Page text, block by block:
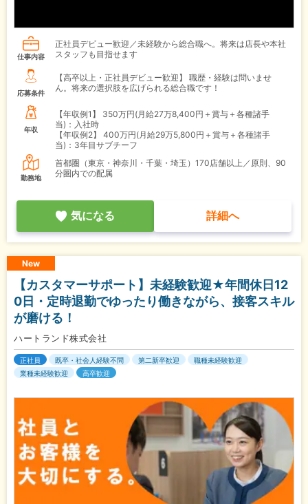
仕事内容
正社員デビュー歓迎／未経験から総合職へ。将来は店長や本社
スタッフも目指せます
応募条件
【高卒以上・正社員デビュー歓迎】 職歴・経験は問いませ
ん。将来の選択肢を広げられる総合職です！
年収
【年収例1】
350万円(月給27万8,400円＋賞与＋各種諸手
当)：入社時
【年収例2】
400万円(月給29万5,800円＋賞与＋各種諸手
当)：3年目サブチーフ
勤務地
首都圏（東京・神奈川・千葉・埼玉）170店舗以上／原則、90
分圏内での配属
気になる 詳細へ
New
【カスタマーサポート】未経験歓迎★年間休日12
0日・定時退勤でゆったり働きながら、接客スキル
が磨ける！
ハートランド株式会社
正社員 既卒・社会人経験不問 第二新卒歓迎
職種未経験歓迎
業種未経験歓迎
高卒歓迎